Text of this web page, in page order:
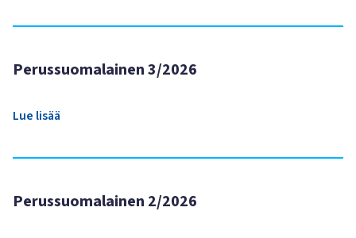
Perussuomalainen 3/2026
Lue lisää
Perussuomalainen 2/2026